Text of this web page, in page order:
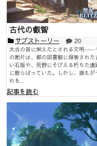
古代の叡智
サブストーリー 20
太古の昔に栄えたとされる文明――
の断片は、都の図書館に保管された
い石版や、荒野にそびえる朽ちた遺
に散らばっていた。しかし、誰もが
れを...
記事を読む